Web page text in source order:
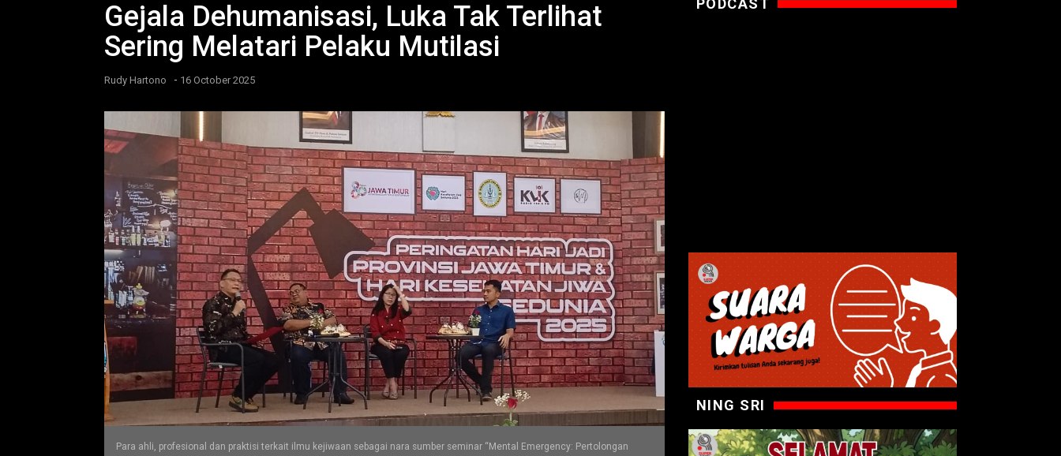
Gejala Dehumanisasi, Luka Tak Terlihat
Sering Melatari Pelaku Mutilasi
Rudy Hartono - 16 October 2025
Para ahli, profesional dan praktisi terkait ilmu kejiwaan sebagai nara sumber seminar “Mental Emergency: Pertolongan
PODCAST
NING SRI